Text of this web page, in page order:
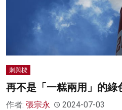
刺與樑
再不是「一糕兩用」的綠
作者: 張宗永 2024-07-03